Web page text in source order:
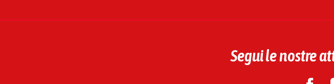
Segui le nostre